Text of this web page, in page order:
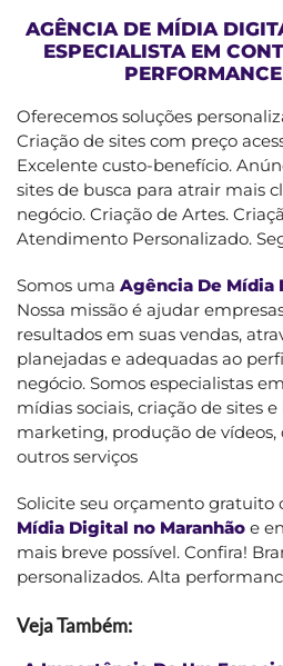
AGÊNCIA DE MÍDIA
ESPECIALISTA EM
Oferecemos soluções
Criação de sites com preço
Excelente custo-benefício.
sites de busca para atrair mais
negócio. Criação de Artes.
Atendimento Personalizado.
Somos uma Agência De Mídia
Nossa missão é ajudar
resultados em suas vendas,
planejadas e adequadas ao
negócio. Somos especialistas
mídias sociais, criação de sites
marketing, produção de
outros serviços
Solicite seu orçamento gratuito
Mídia Digital no Maranhão e
mais breve possível. Confira!
personalizados. Alta
Veja Também: